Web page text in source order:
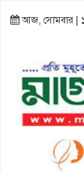
আজ, সোমবার |